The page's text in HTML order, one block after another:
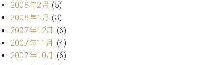
2008年2月 (5)
2008年1月 (3)
2007年12月 (6)
2007年11月 (4)
2007年10月 (6)